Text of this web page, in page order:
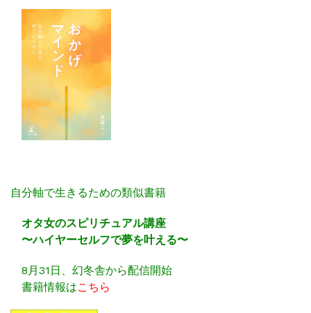
自分軸で生きるための類似書籍
オタ女のスピリチュアル講座
〜ハイヤーセルフで夢を叶える〜
8月31日、幻冬舎から配信開始
書籍情報はこちら